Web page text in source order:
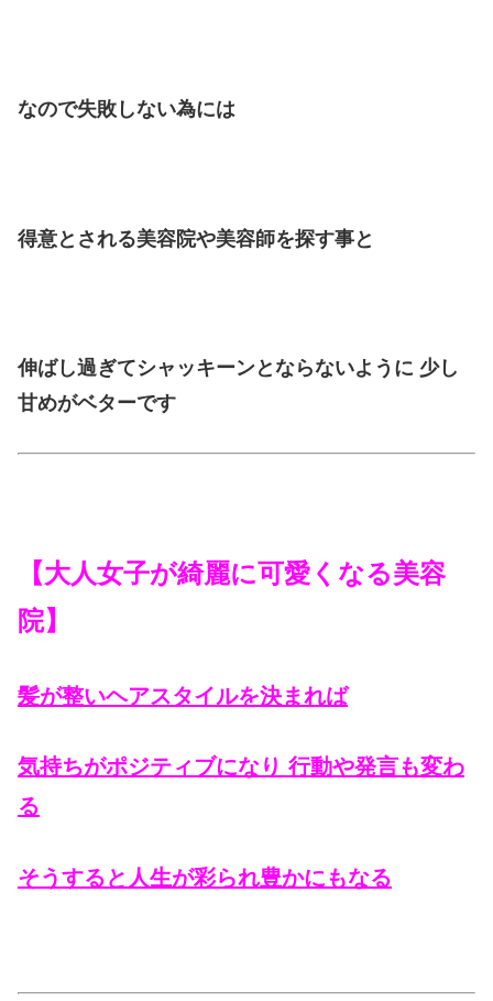
なので失敗しない為には
得意とされる美容院や美容師を探す事と
伸ばし過ぎてシャッキーンとならないように 少し
甘めがベターです
【大人女子が綺麗に可愛くなる美容
院】
髪が整いヘアスタイルを決まれば
気持ちがポジティブになり 行動や発言も変わ
る
そうすると人生が彩られ豊かにもなる